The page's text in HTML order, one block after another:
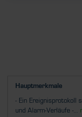
Hauptmerkmale
- Ein Ereignisprotokoll
und Alarm-Verläufe -...